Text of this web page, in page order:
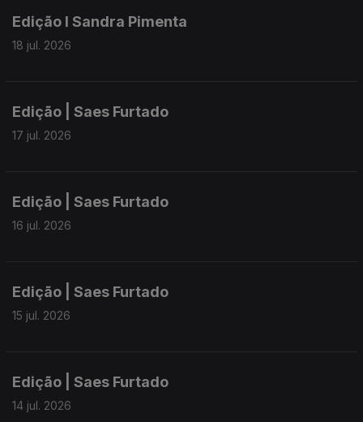
Edição I Sandra Pimenta
18 jul. 2026
Edição | Saes Furtado
17 jul. 2026
Edição | Saes Furtado
16 jul. 2026
Edição | Saes Furtado
15 jul. 2026
Edição | Saes Furtado
14 jul. 2026